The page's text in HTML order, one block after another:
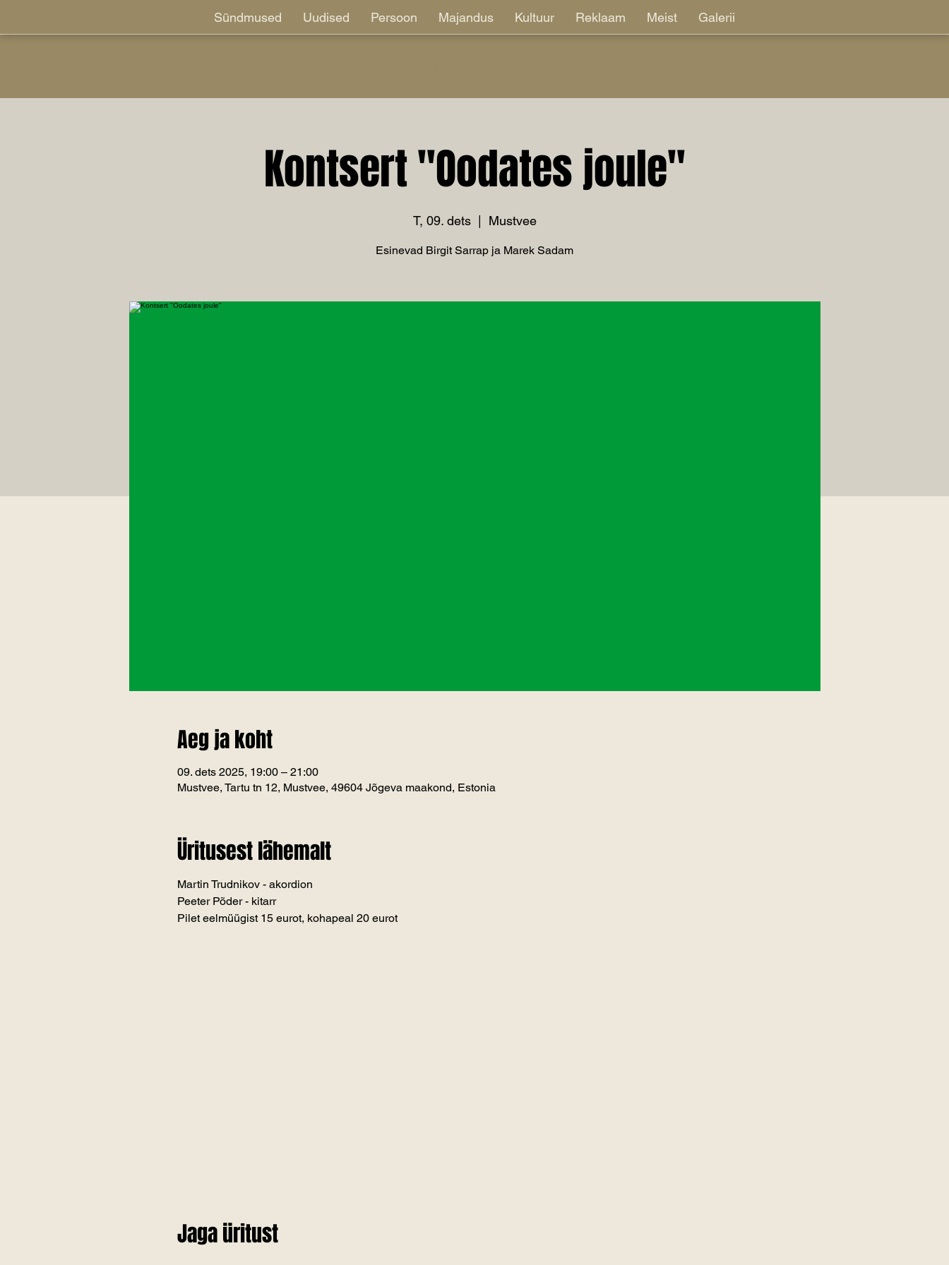
Sündmused Uudised Persoon Majandus Kultuur Reklaam Meist Galerii
Kontsert "Oodates joule"
T, 09. dets
  |
Mustvee
Esinevad Birgit Sarrap ja Marek Sadam
Aeg ja koht
09. dets 2025, 19:00 – 21:00
Mustvee, Tartu tn 12, Mustvee, 49604 Jõgeva maakond, Estonia
Üritusest lähemalt
Martin Trudnikov - akordion
Peeter Põder - kitarr
Pilet eelmüügist 15 eurot, kohapeal 20 eurot
Jaga üritust